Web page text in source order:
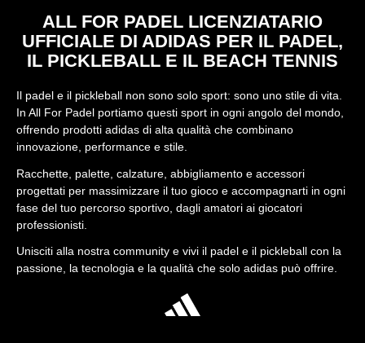
ALL FOR PADEL LICENZIATARIO
UFFICIALE DI ADIDAS PER IL PADEL,
IL PICKLEBALL E IL BEACH TENNIS
Il padel e il pickleball non sono solo sport: sono uno stile di vita.
In All For Padel portiamo questi sport in ogni angolo del mondo,
offrendo prodotti adidas di alta qualità che combinano
innovazione, performance e stile.
Racchette, palette, calzature, abbigliamento e accessori
progettati per massimizzare il tuo gioco e accompagnarti in ogni
fase del tuo percorso sportivo, dagli amatori ai giocatori
professionisti.
Unisciti alla nostra community e vivi il padel e il pickleball con la
passione, la tecnologia e la qualità che solo adidas può offrire.